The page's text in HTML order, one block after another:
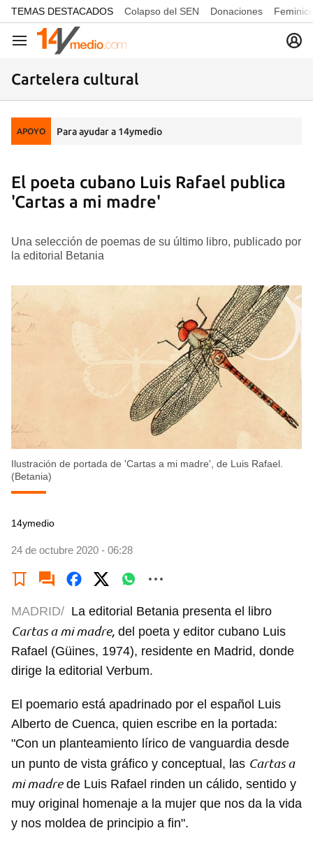
common.go-to-content
TEMAS DESTACADOS Colapso del SEN Donaciones
Navegación
Cartelera cultural
APOYO Para ayudar a 14ymedio
El poeta cubano Luis Rafael publica
'Cartas a mi madre'
Una selección de poemas de su último libro, publicado por
la editorial Betania
Ilustración de portada de 'Cartas a mi madre', de Luis Rafael.
(Betania)
14ymedio
24 de octubre 2020 - 06:28
MADRID/ La editorial Betania presenta el libro
Cartas a mi madre, del poeta y editor cubano Luis
Rafael (Güines, 1974), residente en Madrid, donde
dirige la editorial Verbum.
El poemario está apadrinado por el español Luis
Alberto de Cuenca, quien escribe en la portada:
"Con un planteamiento lírico de vanguardia desde
un punto de vista gráfico y conceptual, las Cartas a
mi madrede Luis Rafael rinden un cálido, sentido y
muy original homenaje a la mujer que nos da la vida
y nos moldea de principio a fin".